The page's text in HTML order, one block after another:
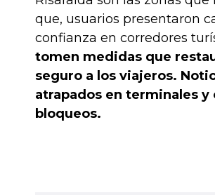
que, usuarios presentaron
confianza en corredores
tomen medidas que
seguro a los viajeros.
atrapados en terminales y
bloqueos.